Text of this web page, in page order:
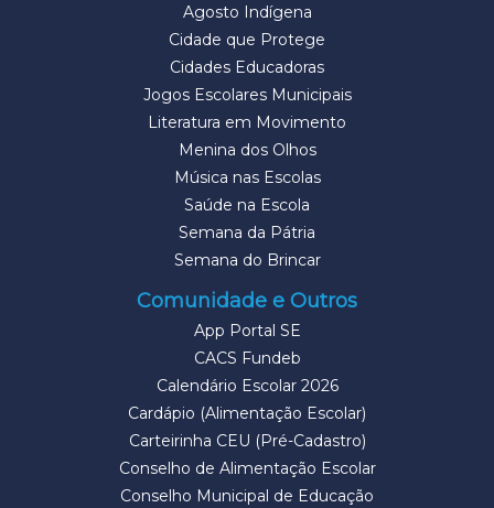
Agosto Indígena
Cidade que Protege
Cidades Educadoras
Jogos Escolares Municipais
Literatura em Movimento
Menina dos Olhos
Música nas Escolas
Saúde na Escola
Semana da Pátria
Semana do Brincar
Comunidade e Outros
App Portal SE
CACS Fundeb
Calendário Escolar 2026
Cardápio (Alimentação Escolar)
Carteirinha CEU (Pré-Cadastro)
Conselho de Alimentação Escolar
Conselho Municipal de Educação